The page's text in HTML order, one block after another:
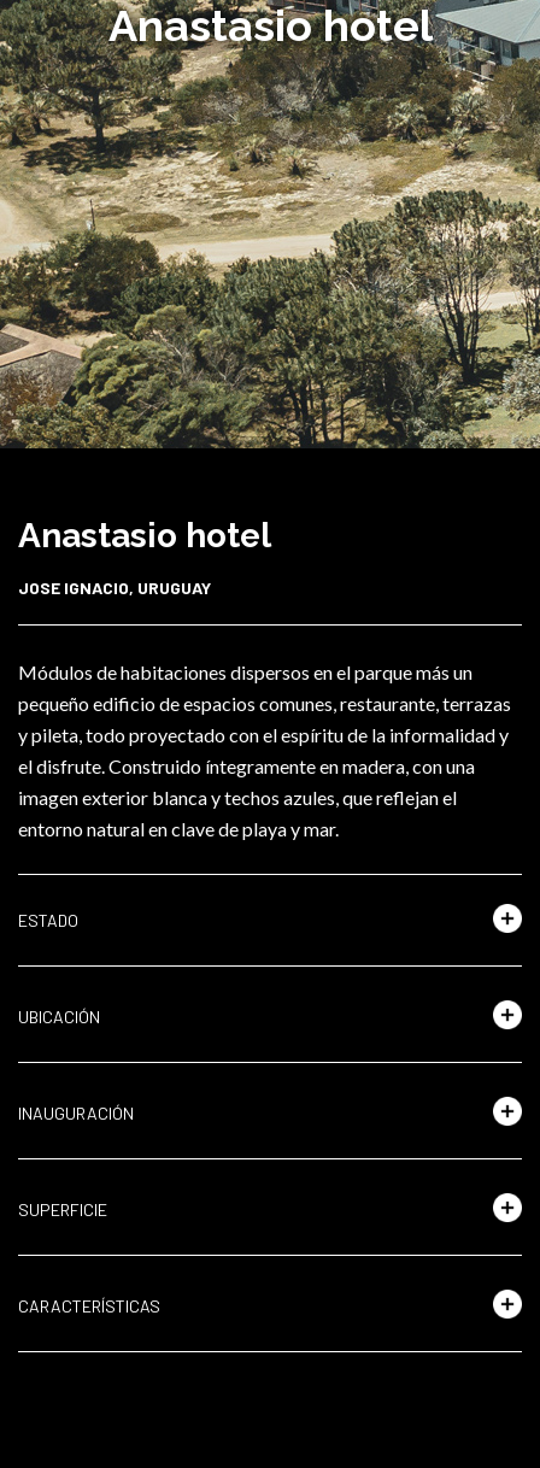
Anastasio hotel
Anastasio hotel
JOSE IGNACIO, URUGUAY
Módulos de habitaciones dispersos en el parque más un
pequeño edificio de espacios comunes, restaurante, terrazas
y pileta, todo proyectado con el espíritu de la informalidad y
el disfrute. Construido íntegramente en madera, con una
imagen exterior blanca y techos azules, que reflejan el
entorno natural en clave de playa y mar.
ESTADO
UBICACIÓN
INAUGURACIÓN
SUPERFICIE
CARACTERÍSTICAS